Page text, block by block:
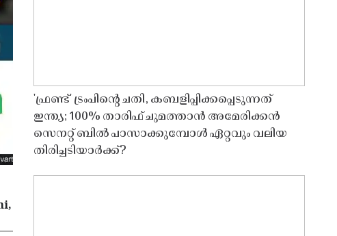
'ഫ്രണ്ട്' ട്രംപിന്റെ ചതി, കബളിപ്പിക്കപ്പെടുന്നത്
ഇന്ത്യ; 100% താരിഫ് ചുമത്താൻ അമേരിക്കൻ
സെനറ്റ് ബിൽ പാസാക്കുമ്പോൾ ഏറ്റവും വലിയ
തിരിച്ചടിയാർക്ക്?